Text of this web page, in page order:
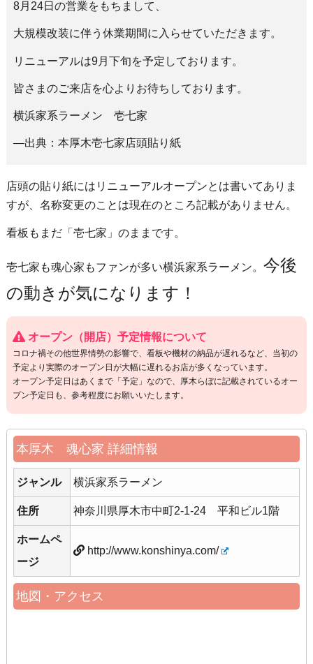
8月24日の営業をもちまして、
大規模改装に伴う休業期間に入らせていただきます。
リニューアルは9月下旬を予定しております。
皆さまのご来店を心よりお待ちしております。
横浜家系ラーメン 壱七家
—出典：本厚木壱七家店頭貼り紙
店頭の貼り紙にはリニューアルオープンとは書いてありま
すが、名称変更のことは現在のところ記載がありません。
看板もまだ「壱七家」のままです。
壱七家も魂心家もファンが多い横浜家系ラーメン。 今後
の動きが気になります！
オープン（開店）予定情報について
コロナ禍その他世界情勢の影響で、看板や機材の納品が遅れるなど、当初の
予定より実際のオープン日が大幅に遅れるお店が多くなっています。
オープン予定日はあくまで「予定」なので、厚木らぼに記載されているオー
プン予定日も、参考程度にお願いいたします。
本厚木 魂心家 詳細情報
ジャンル 横浜家系ラーメン
住所 神奈川県厚木市中町2-1-24 平和ビル1階
ホームペ
ージ
http://www.konshinya.com/
地図・アクセス